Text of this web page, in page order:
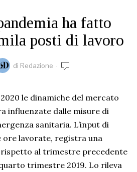
ha fatto
posti di lavoro
di Redazione
le dinamiche del mercato
influenzate dalle misure di
sanitaria. L’input di
ore lavorate, registra una
rispetto al trimestre precedente
trimestre 2019. Lo rileva